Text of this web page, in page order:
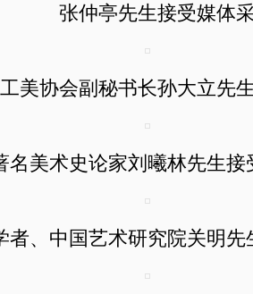
张仲亭先生接受媒体
协会副秘书长孙大立先
术史论家刘曦林先生接
、中国艺术研究院关明先